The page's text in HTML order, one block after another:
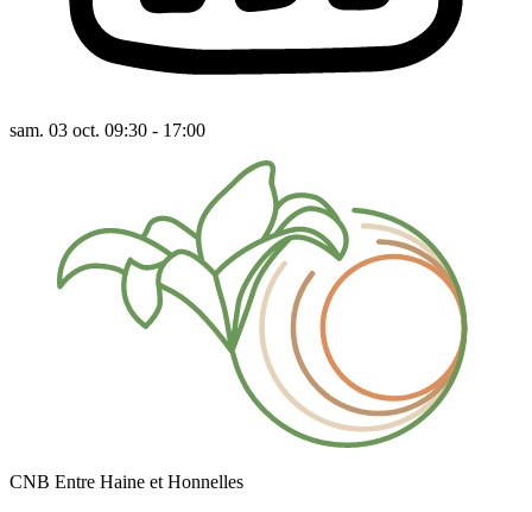
sam. 03 oct. 09:30 - 17:00
CNB Entre Haine et Honnelles